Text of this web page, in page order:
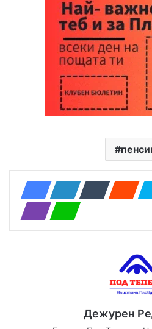
Дежурен